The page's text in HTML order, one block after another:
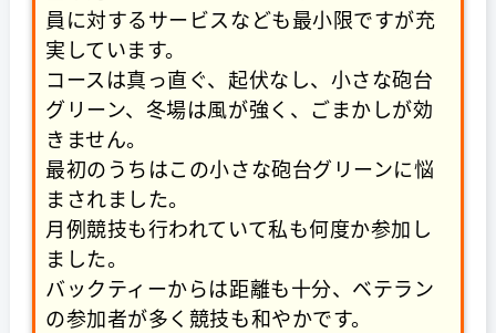
員に対するサービスなども最小限ですが充
実しています。
コースは真っ直ぐ、起伏なし、小さな砲台
グリーン、冬場は風が強く、ごまかしが効
きません。
最初のうちはこの小さな砲台グリーンに悩
まされました。
月例競技も行われていて私も何度か参加し
ました。
バックティーからは距離も十分、ベテラン
の参加者が多く競技も和やかです。